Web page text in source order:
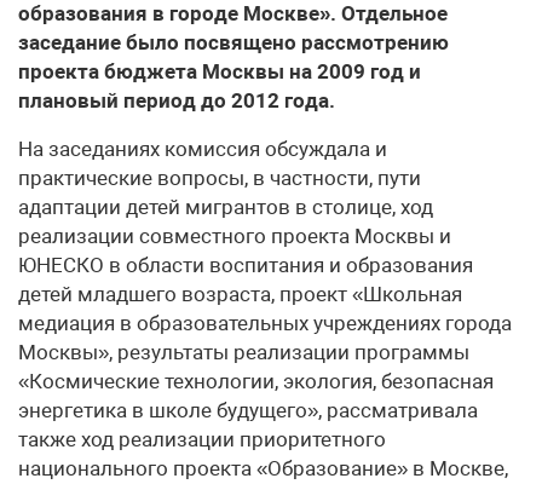
образования в городе Москве». Отдельное
заседание было посвящено рассмотрению
проекта бюджета Москвы на 2009 год и
плановый период до 2012 года.
На заседаниях комиссия обсуждала и
практические вопросы, в частности, пути
адаптации детей мигрантов в столице, ход
реализации совместного проекта Москвы и
ЮНЕСКО в области воспитания и образования
детей младшего возраста, проект «Школьная
медиация в образовательных учреждениях города
Москвы», результаты реализации программы
«Космические технологии, экология, безопасная
энергетика в школе будущего», рассматривала
также ход реализации приоритетного
национального проекта «Образование» в Москве,